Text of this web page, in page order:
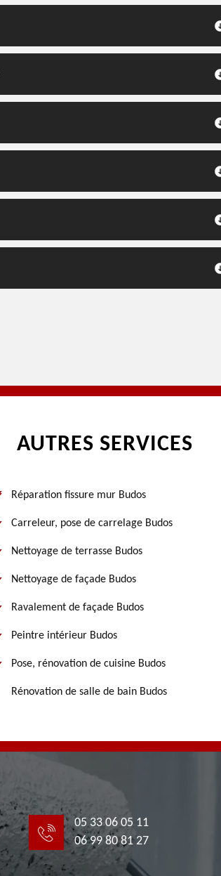
AUTRES SERVICES
Réparation fissure mur Budos
Carreleur, pose de carrelage Budos
Nettoyage de terrasse Budos
Nettoyage de façade Budos
Ravalement de façade Budos
Peintre intérieur Budos
Pose, rénovation de cuisine Budos
Rénovation de salle de bain Budos
05 33 06 05 11
06 99 80 81 27